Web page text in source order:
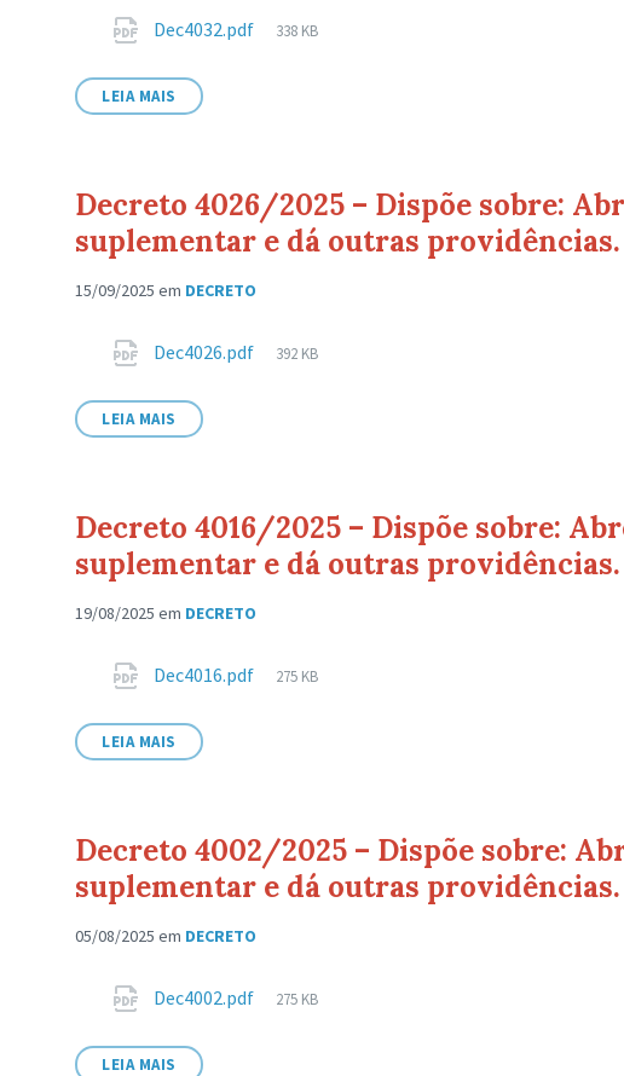
AnexosDec4032.pdf
Tamanho
338 KB
LEIA MAIS
Decreto 4026/2025 – Dispõe sobre:
suplementar e dá outras providências.
15/09/2025 em DECRETO
AnexosDec4026.pdf
Tamanho
392 KB
LEIA MAIS
Decreto 4016/2025 – Dispõe sobre:
suplementar e dá outras providências.
19/08/2025 em DECRETO
AnexosDec4016.pdf
Tamanho
275 KB
LEIA MAIS
Decreto 4002/2025 – Dispõe sobre:
suplementar e dá outras providências.
05/08/2025 em DECRETO
AnexosDec4002.pdf
Tamanho
275 KB
LEIA MAIS